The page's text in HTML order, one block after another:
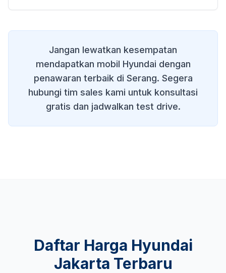
Jangan lewatkan kesempatan
mendapatkan mobil Hyundai dengan
penawaran terbaik di Serang. Segera
hubungi tim sales kami untuk konsultasi
gratis dan jadwalkan test drive.
Daftar Harga Hyundai
Jakarta Terbaru